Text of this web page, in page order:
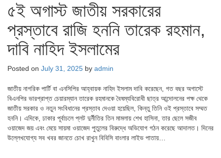
৫ই অগাস্ট জাতীয় সরকারের
প্রস্তাবে রাজি হননি তারেক রহমান,
দাবি নাহিদ ইসলামের
Posted on July 31, 2025 by admin
জাতীয় নাগরিক পার্টি বা এনসিপির আহ্বায়ক নাহিদ ইসলাম দাবি করেছেন, গত বছর অগাস্টে
বিএনপির ভারপ্রাপ্ত চেয়ারম্যান তারেক রহমানকে বৈষম্যবিরোধী ছাত্র আন্দোলনের পক্ষ থেকে
জাতীয় সরকার ও নতুন সংবিধানের প্রস্তাব দেওয়া হয়েছিল, কিন্তু তিনি ওই প্রস্তাবে সম্মত
হননি। এদিকে, ঢাকার পূর্বাচলে প্লট দুর্নীতির তিন মামলায় শেখ হাসিনা, তার ছেলে সজীব
ওয়াজেদ জয় এবং মেয়ে সায়মা ওয়াজেদ পুতুলের বিরুদ্ধে অভিযোগ গঠন করেছে আদালত। দিনের
উল্লেখযোগ্য সব খবর জানতে চোখ রাখুন বিবিসি বাংলার লাইভ পাতায়…